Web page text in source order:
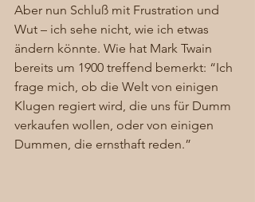
Aber nun Schluß mit Frustration und
Wut – ich sehe nicht, wie ich etwas
ändern könnte. Wie hat Mark Twain
bereits um 1900 treffend bemerkt: “Ich
frage mich, ob die Welt von einigen
Klugen regiert wird, die uns für Dumm
verkaufen wollen, oder von einigen
Dummen, die ernsthaft reden.”